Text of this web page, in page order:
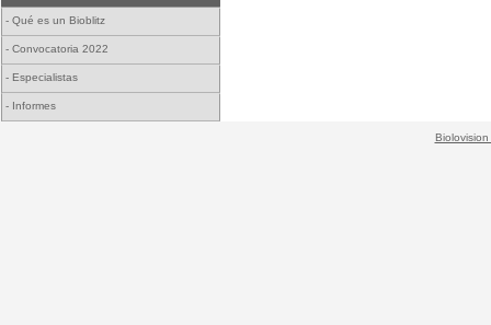
- Qué es un Bioblitz
- Convocatoria 2022
- Especialistas
- Informes
Biolovision